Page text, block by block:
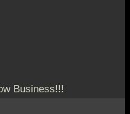
Business!!!